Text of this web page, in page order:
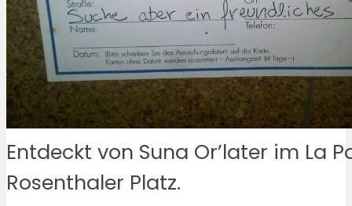
Entdeckt von Suna Or’later im La
Rosenthaler Platz.